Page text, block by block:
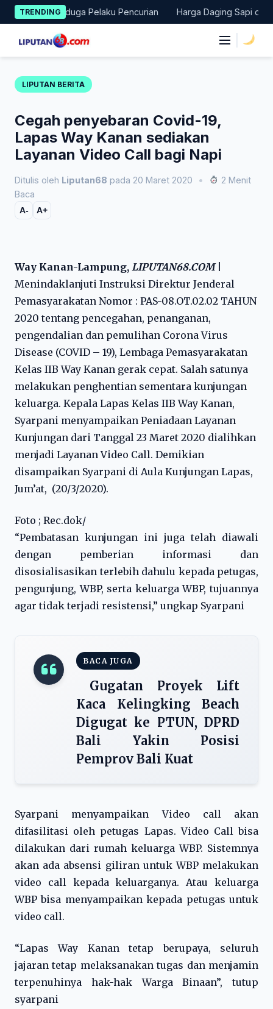
Skip
to
content
TRENDING
Terduga Pelaku Pencurian Harga Daging Sapi dan Cabai
LIPUTAN BERITA
Cegah penyebaran Covid-19,
Lapas Way Kanan sediakan
Layanan Video Call bagi Napi
Ditulis oleh Liputan68 pada 20 Maret 2020 •
2 Menit
Baca
A- A+
Way Kanan-Lampung, LIPUTAN68.COM|
Menindaklanjuti Instruksi Direktur Jenderal
Pemasyarakatan Nomor : PAS-08.OT.02.02 TAHUN
2020 tentang pencegahan, penanganan,
pengendalian dan pemulihan Corona Virus
Disease (COVID – 19), Lembaga Pemasyarakatan
Kelas IIB Way Kanan gerak cepat. Salah satunya
melakukan penghentian sementara kunjungan
keluarga. Kepala Lapas Kelas IIB Way Kanan,
Syarpani menyampaikan Peniadaan Layanan
Kunjungan dari Tanggal 23 Maret 2020 dialihkan
menjadi Layanan Video Call. Demikian
disampaikan Syarpani di Aula Kunjungan Lapas,
Jum’at, (20/3/2020).
Foto ; Rec.dok/
“Pembatasan kunjungan ini juga telah diawali
dengan pemberian informasi dan
disosialisasikan terlebih dahulu kepada petugas,
pengunjung, WBP, serta keluarga WBP, tujuannya
agar tidak terjadi resistensi,” ungkap Syarpani
BACA JUGA
Gugatan Proyek Lift
Kaca Kelingking Beach
Digugat ke PTUN, DPRD
Bali Yakin Posisi
Pemprov Bali Kuat
Syarpani menyampaikan Video call akan
difasilitasi oleh petugas Lapas. Video Call bisa
dilakukan dari rumah keluarga WBP. Sistemnya
akan ada absensi giliran untuk WBP melakukan
video call kepada keluarganya. Atau keluarga
WBP bisa menyampaikan kepada petugas untuk
video call.
“Lapas Way Kanan tetap berupaya, seluruh
jajaran tetap melaksanakan tugas dan menjamin
terpenuhinya hak-hak Warga Binaan”, tutup
syarpani